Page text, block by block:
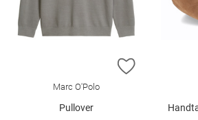
ZUR
Marc O'Polo
Pullover